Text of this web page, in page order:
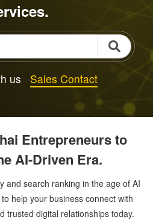
us Sales Contact
Entrepreneurs to
AI-Driven Era.
and search ranking in the age of AI
help your business connect with
trusted digital relationships today.